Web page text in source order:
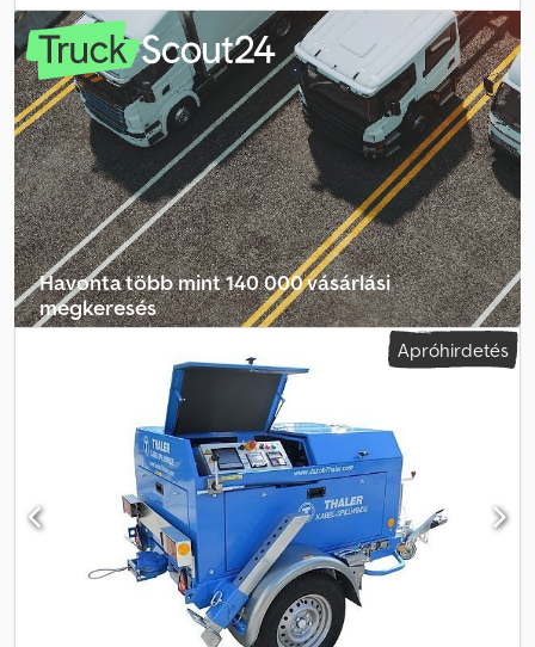
szélesség:1 800 mm, raktérmagasság:350 mm, rakodótér
térfogata: 2,2 m³, felfüggesztés: egyéb, abroncs méret: 185r14c,
szín: ezüst, Gyártási év:2024, Magasrakter pótkocsi kihúzható
vonórúddal és kihúzható világítótartóval, támasztékkal. Akár 8
méter hosszú szállítási méretek is lehetségesek. Lehajtható és
levehető alumínium oldalfalak. 600 mm magas rácsfelépítmény.
Fékezett tandem tengelyes kivitel. Csúszásmentes rétegelt lemez
padló 6 rögzítőfüllel a külső keretben. A vonórúdon tartóbak
csúszásgátló védelemmel, automata kitámasztókerék, 13 pólusú
elektromos csatlakozás. Dcodpeiciuhefx Alfjk
Havonta több mint 140 000 vásárlási
megkeresés
Válassza ki a kereskedői csomagotApróhirdetés